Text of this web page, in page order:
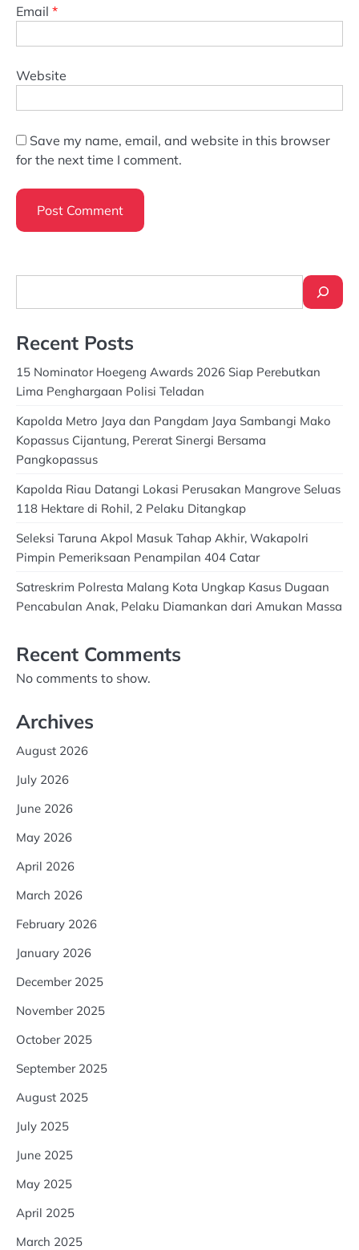
Email *
Website
Save my name, email, and website in this browser
for the next time I comment.
Recent Posts
15 Nominator Hoegeng Awards 2026 Siap Perebutkan
Lima Penghargaan Polisi Teladan
Kapolda Metro Jaya dan Pangdam Jaya Sambangi Mako
Kopassus Cijantung, Pererat Sinergi Bersama
Pangkopassus
Kapolda Riau Datangi Lokasi Perusakan Mangrove Seluas
118 Hektare di Rohil, 2 Pelaku Ditangkap
Seleksi Taruna Akpol Masuk Tahap Akhir, Wakapolri
Pimpin Pemeriksaan Penampilan 404 Catar
Satreskrim Polresta Malang Kota Ungkap Kasus Dugaan
Pencabulan Anak, Pelaku Diamankan dari Amukan Massa
Recent Comments
No comments to show.
Archives
August 2026
July 2026
June 2026
May 2026
April 2026
March 2026
February 2026
January 2026
December 2025
November 2025
October 2025
September 2025
August 2025
July 2025
June 2025
May 2025
April 2025
March 2025